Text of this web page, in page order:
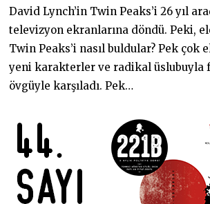
2
0
2
0
David Lynch’in Twin Peaks’i 26 yıl
televizyon ekranlarına döndü. Peki,
Twin Peaks’i nasıl buldular? Pek çok
yeni karakterler ve radikal üslubuyla
övgüyle karşıladı. Pek…